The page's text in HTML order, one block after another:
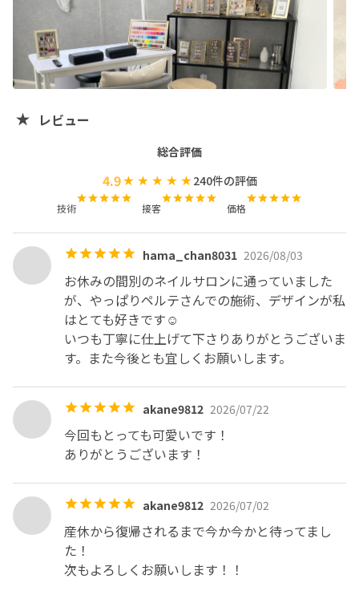
⭐️お子様連れも大歓迎^_^
お子様連れの場合は簡易的ですがサークルと
余裕のある予約時間に変更致しますので
事前にお伝え下さい
来店日を1日目とし7日目までにご連絡頂ければ無料でお
直し致します😌(お客様の過失の場合は除きます)
※自宅の2階がサロンになります
土日は1階に子供たちがいる為声が聞こえたりすることが
お部屋に入ってくることはございませんのでご安心くださ
い
※男性のお客様はリピーター様かご紹介の方のみ
お受けしております
※10分以上遅れられる場合はご連絡ください🙇‍♀️
お願いする場合があります。ご了承下さい
※無断キャンセルの場合は次回からの
ご予約をお断りしております
※お客様のお爪を大切にしています。
追加のメニューやお爪の状態により
お時間がかかる場合がありますので
表示のお時間は目安にされて下さい😌
スピード重視のサロンではありません🙇‍♀️
レビュー
総合評価
4.9 240件の評価
技術 接客 価格
hama_chan8031 2026/08/03
お休みの間別のネイルサロンに通っていました
が、やっぱりペルテさんでの施術、デザインが私
はとても好きです☺️
いつも丁寧に仕上げて下さりありがとうございま
す。また今後とも宜しくお願いします。
akane9812 2026/07/22
今回もとっても可愛いです！
ありがとうございます！
akane9812 2026/07/02
産休から復帰されるまで今か今かと待ってまし
た！
次もよろしくお願いします！！